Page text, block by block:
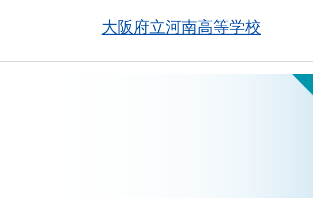
大阪府立河南高等学校